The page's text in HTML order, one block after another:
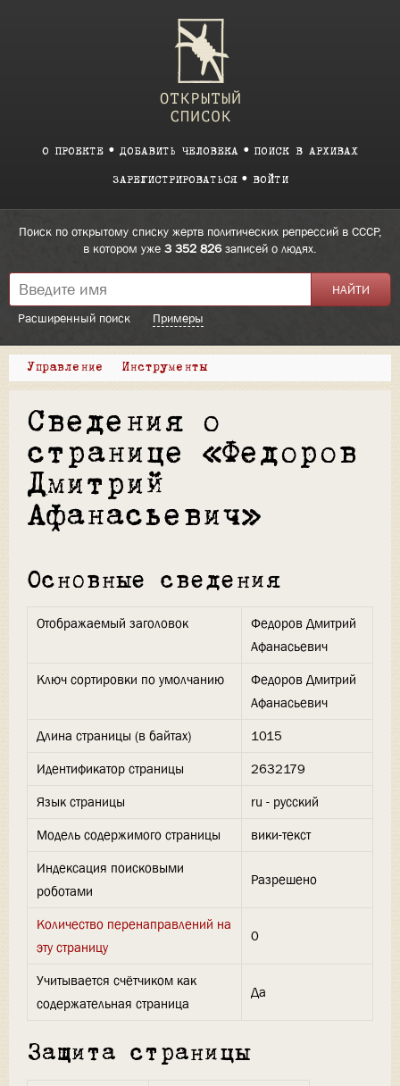
О ПРОЕКТЕ ДОБАВИТЬ ЧЕЛОВЕКА ПОИСК В АРХИВАХ
ЗАРЕГИСТРИРОВАТЬСЯ ВОЙТИ
Поиск по открытому списку жертв политических репрессий в СССР,
в котором уже 3 352 826записей о людях.
Расширенный поиск Примеры
Управление Инструменты
Сведения о
странице «Федоров
Дмитрий
Афанасьевич»
Основные сведения
Отображаемый заголовок
Федоров Дмитрий
Афанасьевич
Ключ сортировки по умолчанию
Федоров Дмитрий
Афанасьевич
Длина страницы (в байтах)
1015
Идентификатор страницы
2632179
Язык страницы
ru - русский
Модель содержимого страницы
вики-текст
Индексация поисковыми
роботами
Разрешено
Количество перенаправлений на
эту страницу
0
Учитывается счётчиком как
содержательная страница
Да
Защита страницы